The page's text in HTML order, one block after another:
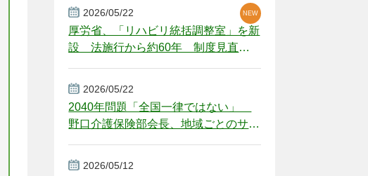
2026/05/22
厚労省、「リハビリ統括調整室」を新
設 法施行から約60年 制度見直し
NEW
2026/05/22
2040年問題「全国一律ではない」
野口介護保険部会長、地域ごとのサー
2026/05/12